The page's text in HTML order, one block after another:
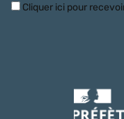
Cliquer ici pour